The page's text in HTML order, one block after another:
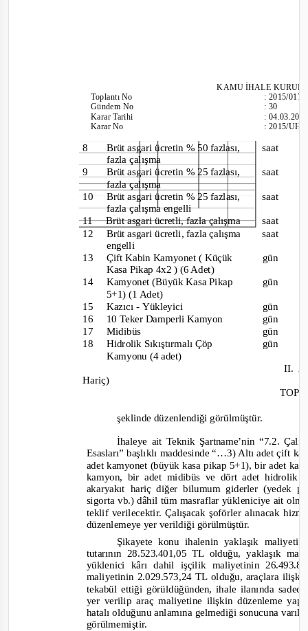
KAMU İHALE
ToplantıNo
Gündem No
Karar Tarihi
Karar No
:2015/017
:30
:
:2015/
8
9
Brüt asgari ücretin % 50 fazlası,
fazla çalışma
Brüt asgari ücretin % 25 fazlası,
fazla çalışma
saat
saat
saat
10 Brüt asgari ücretin % 25 fazlası,
fazla çalışma engelli
11Brüt asgari ücretli, fazla çalışma
12 Brüt asgari ücretli, fazla çalışma
engelli
saat
saat
13 Çift Kabin Kamyonet ( Küçük
Kasa Pikap 4x2 ) (6 Adet)
14 Kamyonet (Büyük Kasa Pikap
5+1) (1 Adet)
gün
gün
15 Kazıcı- Yükleyici
16 10 Teker Damperli Kamyon
17 Midibüs
18 Hidrolik Sıkıştırmalı Çöp
Kamyonu (4 adet)
gün
gün
gün
gün
II.
Hariç)
şeklinde düzenlendiği görülmüştür.
İhaleye ait Teknik Şartname’nin“7.2.
Esasları”başlıklı maddesinde “…3) Altı adet çift
adet kamyonet (büyük kasa pikap 5+1), bir adet
kamyon, bir adet midibüs ve dört adet hidrolik
akaryakıt hariç diğer bilumum giderler (yedek
sigorta vb.) dâhil tüm masraflar yükleniciye ait
teklif verilecektir. Çalışacak şoförler alınacak
düzenlemeye yer verildiği görülmüştür.
Şikayete konu ihalenin yaklaşık
tutarının 28.523.401,05 TL olduğu, yaklaşık
yüklenici kârı dahil işçilik maliyetinin
maliyetinin 2.029.573,24 TL olduğu, araçlara
tekabül ettiği görüldüğünden, ihale ilanında
yer verilip araç maliyetine ilişkin düzenleme
hatalı olduğunu anlamına gelmediğisonucuna
görülmemiştir.